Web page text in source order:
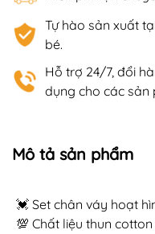
Tự hào sản xuất
bé.
Hỗ trợ 24/7, đổi
dụng cho các sản
Mô tả sản phẩm
💓 Set chân váy hoạt
💯 Chất liệu thun